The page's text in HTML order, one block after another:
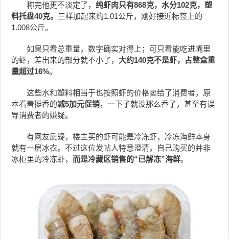
称完他更不淡定了，纯虾肉只有868克，水分102克，塑
料托盘40克。 三样加起来约1.01公斤，刚好接近标签上的
1.008公斤。
如果只看总重量，数字确实对得上；可只看能吃进嘴里
的虾，差出来的部分就不小了， 大约140克不是虾，占整盒重
量超过16%。
这些水和塑料相当于也按照虾的价格卖给了消费者，原
本看着挺香的减5加元促销，一下子就没那么香了，甚至有误
导消费者的嫌疑。
有网友质疑，楼主买的虾可能是冷冻虾，冷冻海鲜本身
就有一层冰衣。不过这位发帖人特意澄清，自己购买的并非
冰柜里的冷冻虾，而是冷藏区销售的“已解冻”海鲜。